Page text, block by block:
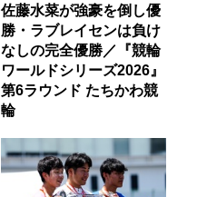
佐藤水菜が強豪を倒し優
勝・ラブレイセンは負け
なしの完全優勝／『競輪
ワールドシリーズ2026』
第6ラウンド たちかわ競
輪